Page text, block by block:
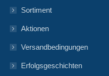
Sortiment
Aktionen
Versandbedingungen
Erfolgsgeschichten